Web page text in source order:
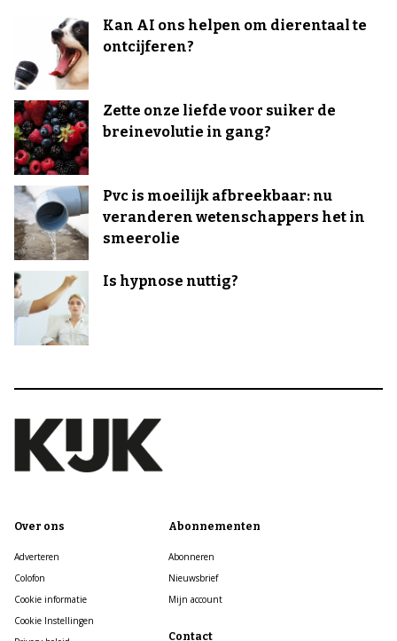
Kan AI ons helpen om dierentaal te
ontcijferen?
Zette onze liefde voor suiker de
breinevolutie in gang?
Pvc is moeilijk afbreekbaar: nu
veranderen wetenschappers het in
smeerolie
Is hypnose nuttig?
Over ons
Adverteren
Colofon
Cookie informatie
Cookie Instellingen
Abonnementen
Abonneren
Nieuwsbrief
Mijn account
Contact